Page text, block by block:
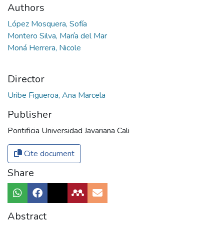
Authors
López Mosquera, Sofía
Montero Silva, María del Mar
Moná Herrera, Nicole
Director
Uribe Figueroa, Ana Marcela
Publisher
Pontificia Universidad Javariana Cali
Cite document
Share
Abstract